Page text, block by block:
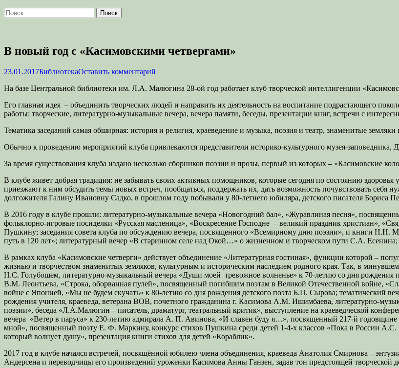
Поиск
Найти:
В новый год с «Касимовскими четвергами»
Опубликовано
23.01.2017Автор
БиблиотекаОставить комментарий
На базе Центральной библиотеки им. Л.А. Малюгина 28-ой год работает клуб творческой интеллигенции
Его главная идея – объединить творческих людей и направить их деятельность на воспитание подрастающего
работы: творческие, литературно-музыкальные вечера, вечера памяти, беседы, презентации книг, встречи с
Тематика заседаний самая обширная: история и религия, краеведение и музыка, поэзия и театр, знаменитые
Обычно к проведению мероприятий клуба привлекаются представители историко-культурного музея-
За время существования клуба издано несколько сборников поэзии и прозы, первый из которых – «Касимовские
В клубе живет добрая традиция: не забывать своих активных помощников, которые сегодня по состоянию здоровья
приезжают к ним обсудить темы новых встреч, пообщаться, поддержать их, дать возможность почувствовать
долгожителя Галину Ивановну Садко, в прошлом году побывали у 80-летнего юбиляра, детского писателя Бориса
В 2016 году в клубе прошли: литературно-музыкальные вечера «Новогодний бал», «Журавлиная песня»,
фольклорно-игровые посиделки «Русская масленица», «Воскресение Господне – великий праздник христиан»,
Пушкину; заседания совета клуба по обсуждению вечера, посвященного «Всемирному дню поэзии», и книги
путь в 120 лет»; литературный вечер «В старинном селе над Окой…» о жизненном и творческом пути С.А.
В рамках клуба «Касимовские четверги» действует объединение «Литературная гостиная», функции которой –
жизнью и творчеством знаменитых земляков, культурным и историческим наследием родного края. Так, в
Н.С. Голубошем, литературно-музыкальный вечера «Души моей тревожное волненье» к 70-летию со дня
В.М. Леонтьева, «Строка, оборванная пулей», посвященный погибшим поэтам в Великой Отечественной войне,
войне с Японией, «Мы не будем скучать» к 80-летию со дня рождения детского поэта Б.П. Сырова; тематический
рождения учителя, краеведа, ветерана ВОВ, почетного гражданина г. Касимова А.М. Ишимбаева, литературно-
поэзии», беседа «Л.А.Малюгин – писатель, драматург, театральный критик», выступление на краеведческой
вечера «Ветер в паруса» к 230-летию адмирала А. П. Авинова, «И славен буду я…», посвященный 217-й
мной», посвященный поэту Е. Ф. Маркину, конкурс стихов Пушкина среди детей 1-4-х классов «Пока в России
который волнует душу», презентация книги стихов для детей «Кораблик».
2017 год в клубе начался встречей, посвящённой юбилею члена объединения, краеведа Анатолия Смирнова –
Андерсена и переводчицы его произведений уроженки Касимова Анны Ганзен, задав тон предстоящей творческой